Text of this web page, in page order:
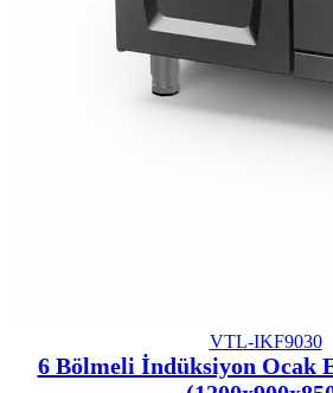
VTL-IKF9030
6 Bölmeli İndüksiyon Ocak